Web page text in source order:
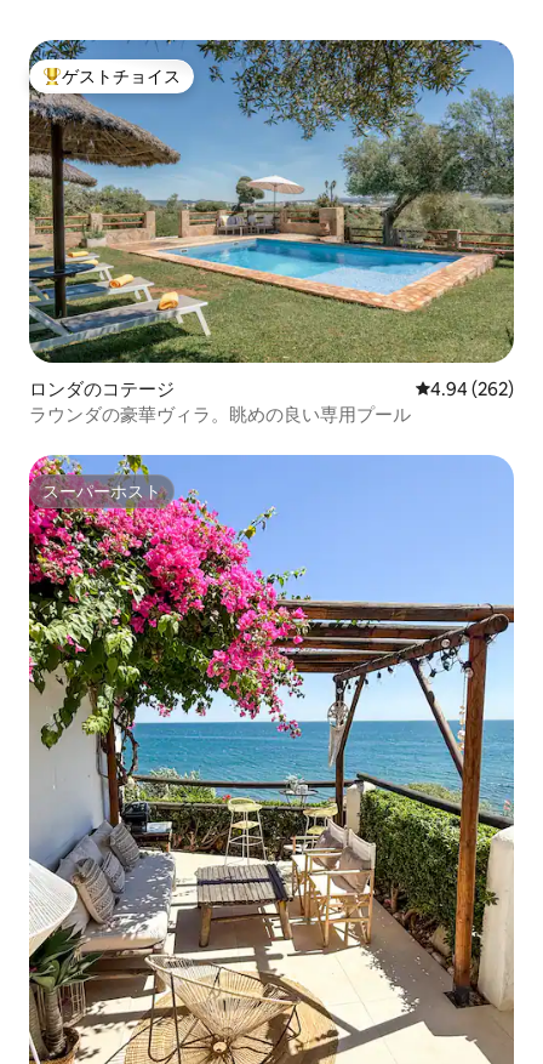
大好評のゲストチョイスです。
ゲストチョイス
ロンダのコテージ レビュー262
4.94 (262)
ラウンダの豪華ヴィラ。眺めの良い専用プール
スーパーホスト
スーパーホスト